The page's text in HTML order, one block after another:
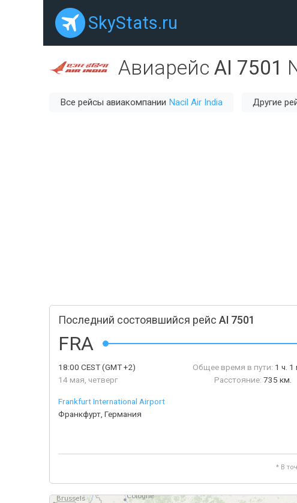
SkyStats.ru
Авиарейс AI 7501
Все рейсы авиакомпании Nacil Air India Другие
Последний состоявшийся рейс AI 7501
FRA
18:00 CEST(GMT +2)
14 мая, четверг
Общее время в пути: 1 ч. 1
Расстояние: 735 км.
Frankfurt International Airport
Франкфурт, Германия
* В